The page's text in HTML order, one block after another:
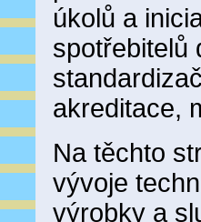
úkolů a
spotřebitelů
akreditace,
Na těchto
vývoje
výrobky a